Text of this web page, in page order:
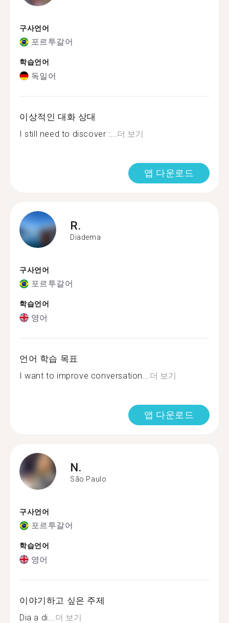
구사언어
포르투갈어
학습언어
독일어
이상적인 대화 상대
I still need to discover :... 더 보기
앱 다운로드
R.
Diadema
구사언어
포르투갈어
학습언어
영어
언어 학습 목표
I want to improve conversation... 더 보기
앱 다운로드
N.
São Paulo
구사언어
포르투갈어
학습언어
영어
이야기하고 싶은 주제
Dia a di... 더 보기